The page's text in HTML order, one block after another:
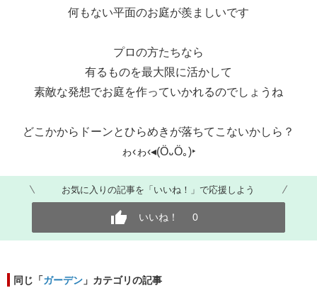
何もない平面のお庭が羨ましいです
プロの方たちなら
有るものを最大限に活かして
素敵な発想でお庭を作っていかれるのでしょうね
どこかからドーンとひらめきが落ちてこないかしら？
ゎ‹ゎ‹◂(Ӧ᎑Ӧ｡)‣
お気に入りの記事を「いいね！」で応援しよう
いいね！ 0
同じ「ガーデン 」カテゴリの記事